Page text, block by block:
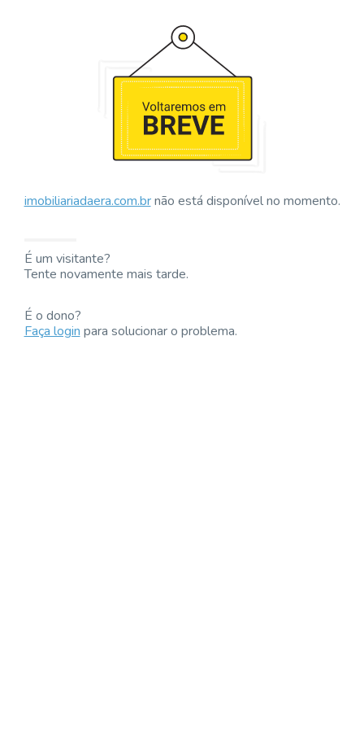
imobiliariadaera.com.brnão está disponível no momento.
É um visitante?
Tente novamente mais tarde.
É o dono?
Faça loginpara solucionar o problema.